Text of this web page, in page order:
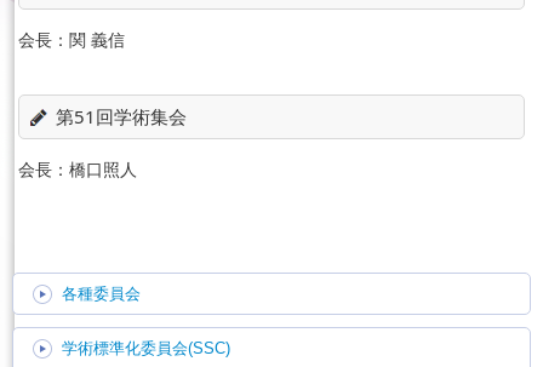
会長： 関 義信
第51回学術集会
会長： 橋口照人
各種委員会
学術標準化委員会(SSC)